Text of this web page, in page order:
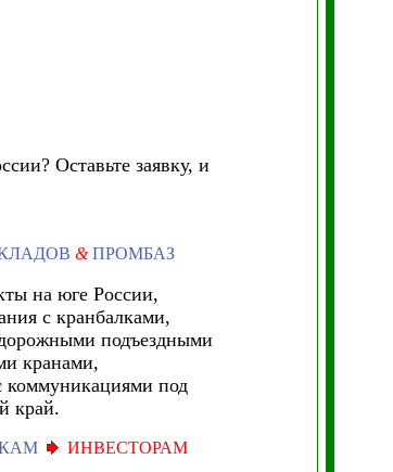
Оставьте заявку, и
&ПРОМБАЗ
на юге России,
с кранбалками,
подъездными
кранами,
коммуникациями под
край.
ИНВЕСТОРАМ